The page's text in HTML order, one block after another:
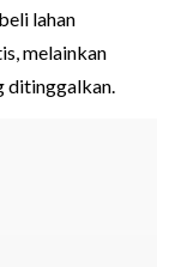
lahan
melainkan
ditinggalkan.